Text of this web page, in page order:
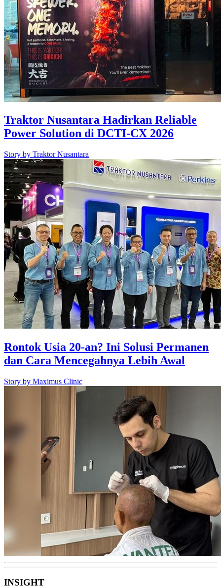
Traktor Nusantara Hadirkan Reliable
Power Solution di DCTI-CX 2026
Story by Traktor Nusantara
Rontok Usia 20-an? Ini Solusi Permanen
dan Cara Mencegahnya Lebih Awal
Story by Maximus Clinic
INSIGHT